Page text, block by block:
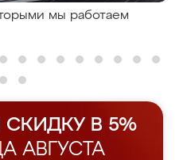
мы работаем
В 5%
АВГУСТА